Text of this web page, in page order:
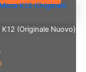
(Originale Nuovo)